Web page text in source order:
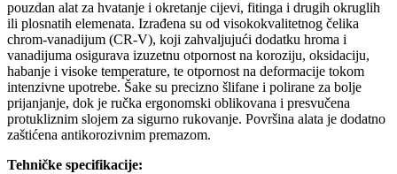
pouzdan alat za hvatanje i okretanje cijevi, fitinga i drugih okruglih
ili plosnatih elemenata. Izrađena su od visokokvalitetnog čelika
chrom-vanadijum (CR-V), koji zahvaljujući dodatku hroma i
vanadijuma osigurava izuzetnu otpornost na koroziju, oksidaciju,
habanje i visoke temperature, te otpornost na deformacije tokom
intenzivne upotrebe. Šake su precizno šlifane i polirane za bolje
prijanjanje, dok je ručka ergonomski oblikovana i presvučena
protukliznim slojem za sigurno rukovanje. Površina alata je dodatno
zaštićena antikorozivnim premazom.
Tehničke specifikacije: